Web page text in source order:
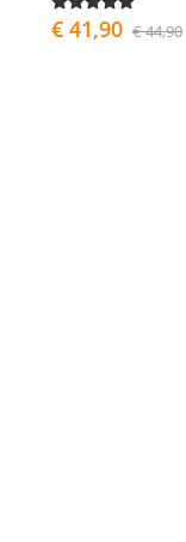
€ 41,90 € 44,90